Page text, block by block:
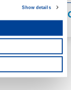
Show details